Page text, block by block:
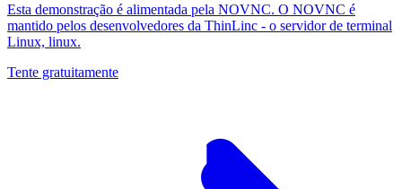
Esta demonstração é alimentada pela NOVNC. O NOVNC é
mantido pelos desenvolvedores da ThinLinc - o servidor de terminal
Linux, linux.
Tente gratuitamente